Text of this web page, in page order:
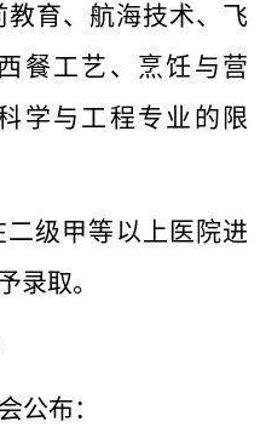
育、航海技术、飞
餐工艺、烹饪与营
学与工程专业的限
二级甲等以上医院进
录取。
公布：